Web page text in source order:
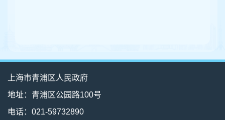
上海市青浦区人民政府
地址：青浦区公园路100号
电话：021-59732890